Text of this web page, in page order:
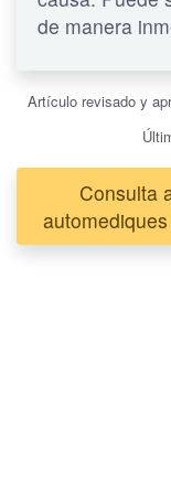
de manera
Artículo revisado y
Consulta